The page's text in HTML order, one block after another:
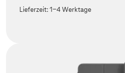
Lieferzeit:1-4 Werktage